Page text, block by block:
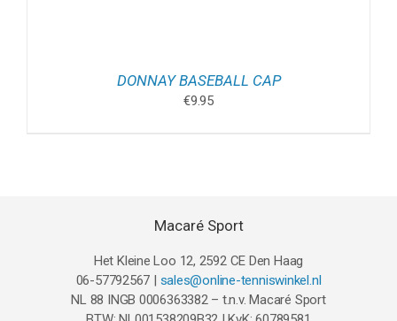
DONNAY BASEBALL CAP
€9.95
Macaré Sport
Het Kleine Loo 12, 2592 CE Den Haag
06-57792567 | sales@online-tenniswinkel.nl
NL 88 INGB 0006363382 – t.n.v. Macaré Sport